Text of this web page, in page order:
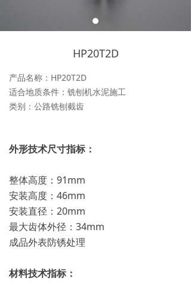
HP20T2D
产品名称：HP20T2D
适合地质条件：铣刨机水泥施工
类别：公路铣刨截齿
外形技术尺寸指标：
整体高度：91mm
安装高度：46mm
安装直径：20mm
最大齿体外径：34mm
成品外表防锈处理
材料技术指标：